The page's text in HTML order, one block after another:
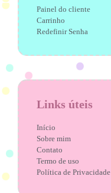
Painel do cliente
Carrinho
Redefinir Senha
Links úteis
Início
Sobre mim
Contato
Termo de uso
Política de Privacidade